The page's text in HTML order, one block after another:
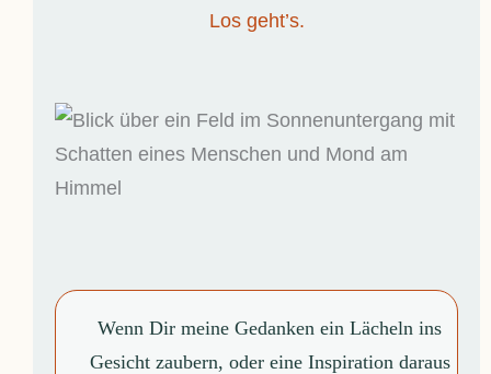
Los geht’s.
Wenn Dir meine Gedanken ein Lächeln ins
Gesicht zaubern, oder eine Inspiration daraus